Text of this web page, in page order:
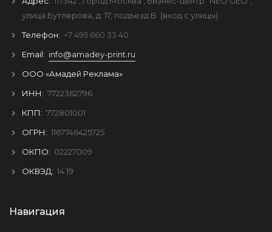
улица Бутлерова, д. 17, подъезд B (вход с улицы)
Телефон: +7 495 660 33 40
Email: info@amadey-print.ru
ООО «Амадей Реклама»
ИНН: 7722362796
КПП: 772801001
ОГРН: 1167746425725
ОКПО: 02227009
ОКВЭД: 14.19
Навигация